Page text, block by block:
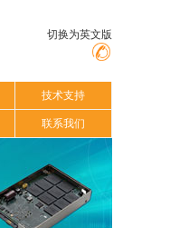
切换为英文版
技术支持
联系我们